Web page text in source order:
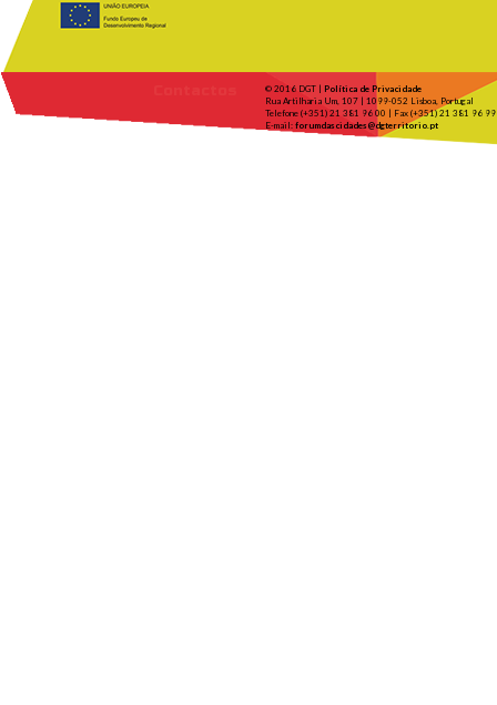
© 2016 DGT | Política de Privacidade
Rua Artilharia Um, 107 | 1099-052 Lisboa, Portugal
Telefone (+351) 21 381 96 00 | Fax (+351) 21 381 96 99
E-mail: forumdascidades@dgterritorio.pt